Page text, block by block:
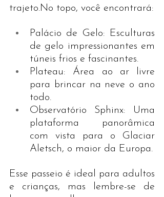
trajeto.No topo, você encontrará:
Palácio de Gelo: Esculturas
de gelo impressionantes em
túneis frios e fascinantes.
Plateau: Área ao ar livre
para brincar na neve o ano
todo.
Observatório Sphinx: Uma
plataforma panorâmica
com vista para o Glaciar
Aletsch, o maior da Europa.
Esse passeio é ideal para adultos
e crianças, mas lembre-se de